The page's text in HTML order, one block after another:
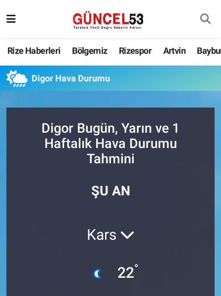
Rize Haberleri Bölgemiz Rizespor Artvin
Digor Hava Durumu
Digor Bugün, Yarın ve 1
Haftalık Hava Durumu
Tahmini
ŞU AN
Kars
22°